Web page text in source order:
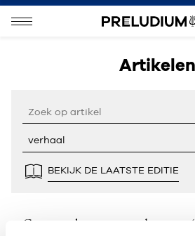
Artikelen
BEKIJK DE LAATSTE EDITIE
Geen resultaten gevonden voor